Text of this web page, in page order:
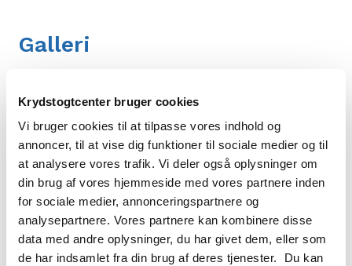
Krydstogtcenter bruger cookies
Vi bruger cookies til at tilpasse vores indhold og
annoncer, til at vise dig funktioner til sociale medier og til
at analysere vores trafik. Vi deler også oplysninger om
din brug af vores hjemmeside med vores partnere inden
for sociale medier, annonceringspartnere og
analysepartnere. Vores partnere kan kombinere disse
data med andre oplysninger, du har givet dem, eller som
de har indsamlet fra din brug af deres tjenester. Du kan
Galleri